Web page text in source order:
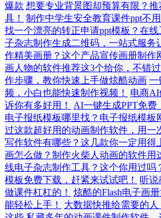
爆款 想要专业背景图却预算有限？
具！
制作中学生安全教育课件ppt不
找一个漂亮的转正申请ppt模板？在线
子杂志制作生成二维码，一站式服务
作精美画册？这个产品宣传画册制作
画人物的软件推荐这3个给你，不错过
作步骤，教你快速上手做炫酷动画 一
频，小白也能快速制作视频！
电商AI
诉你有多好用！
AI一键生成PPT免
电子报纸模板哪里找？电子报纸模板
过这款超好用的动画制作软件，用一
写作软件有哪些？这几款你一定用得
画怎么做？制作火柴人动画的软件用
线电子杂志制作工具？这个你用过吗
模板免费下载，赶紧来试试吧！
听说
做课件杠杠的！
炫酷的Flash电子画
能轻松上手！
大数据快推给需要的